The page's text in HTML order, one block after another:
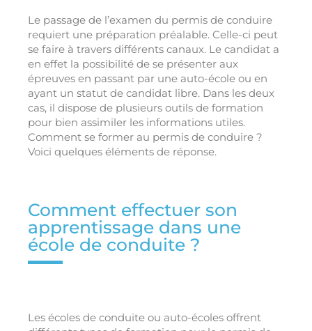
Le passage de l’examen du permis de conduire
requiert une préparation préalable. Celle-ci peut
se faire à travers différents canaux. Le candidat a
en effet la possibilité de se présenter aux
épreuves en passant par une auto-école ou en
ayant un statut de candidat libre. Dans les deux
cas, il dispose de plusieurs outils de formation
pour bien assimiler les informations utiles.
Comment se former au permis de conduire ?
Voici quelques éléments de réponse.
Comment effectuer son
apprentissage dans une
école de conduite ?
Les écoles de conduite ou auto-écoles offrent